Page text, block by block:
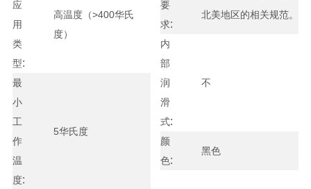
应
用
类
型:
高温度（>400华氏
度）
最
小
工
作
温
度:
5华氏度
要
求:
北美地区的相关规范。
内
部
润
滑
式:
不
颜
色:
黑色